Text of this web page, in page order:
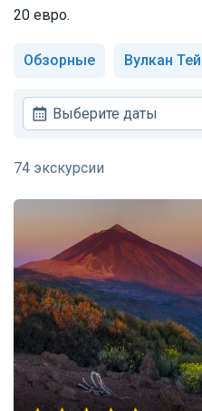
20 евро.
Обзорные Вулкан
Выберите даты